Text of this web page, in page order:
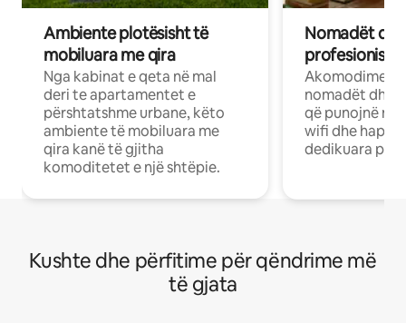
Ambiente plotësisht të
mobiluara me qira
Nga kabinat e qeta në mal
deri te apartamentet e
përshtatshme urbane, këto
ambiente të mobiluara me
qira kanë të gjitha
komoditetet e një shtëpie.
Nomadët
Akomodime
nomadët dhe
që punojnë në
wifi dhe
dedikuara
Kushte dhe përfitime për qëndrime më
të gjata